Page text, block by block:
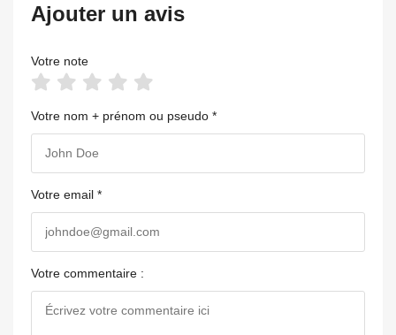
Ajouter un avis
Votre note
Votre nom + prénom ou pseudo *
Votre email *
Votre commentaire :